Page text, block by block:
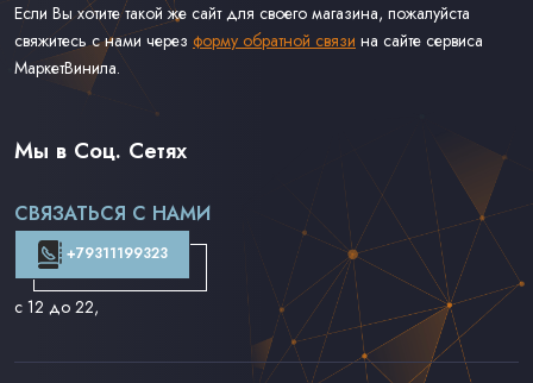
Если Вы хотите такой же сайт для своего магазина, пожалуйста
свяжитесь с нами через форму обратной связи на сайте сервиса
МаркетВинила.
Весь Каталог Винила на 7''
Рок на 7''
Доставка и Оплата
Контакты
Мы в Соц. Сетях
СВЯЗАТЬСЯ С НАМИ
+79311199323
с 12 до 22,